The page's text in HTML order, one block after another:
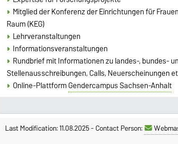
Mitglied der Konferenz der Einrichtungen für
Raum (KEG)
Lehrveranstaltungen
Informationsveranstaltungen
Rundbrief mit Informationen zu landes-, bundes-
Stellenausschreibungen, Calls, Neuerscheinungen
Online-PlattformGendercampus Sachsen-Anhalt
Last Modification: 11.08.2025-Contact Person: